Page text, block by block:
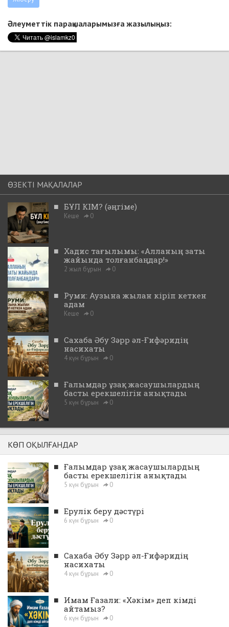
Әлеуметтік парақшаларымызға жазылыңыз:
ӨЗЕКТІ МАҚАЛАЛАР
■ БҰЛ КІМ? (әңгіме)
Кеше 0
■ Хадис тағылымы: «Алланың заты
жайында толғанбаңдар!»
2 жыл бұрын 0
■ Руми: Аузына жылан кіріп кеткен
адам
Кеше 0
■ Сахаба Әбу Зәрр әл-Ғифәридің
насихаты
4 күн бұрын 0
■ Ғалымдар ұзақ жасаушылардың
басты ерекшелігін анықтады
5 күн бұрын 0
КӨП ОҚЫЛҒАНДАР
■ Ғалымдар ұзақ жасаушылардың
басты ерекшелігін анықтады
5 күн бұрын 0
■ Ерулік беру дәстүрі
6 күн бұрын 0
■ Сахаба Әбу Зәрр әл-Ғифәридің
насихаты
4 күн бұрын 0
■ Имам Ғазали: «Хәкім» деп кімді
айтамыз?
6 күн бұрын 0